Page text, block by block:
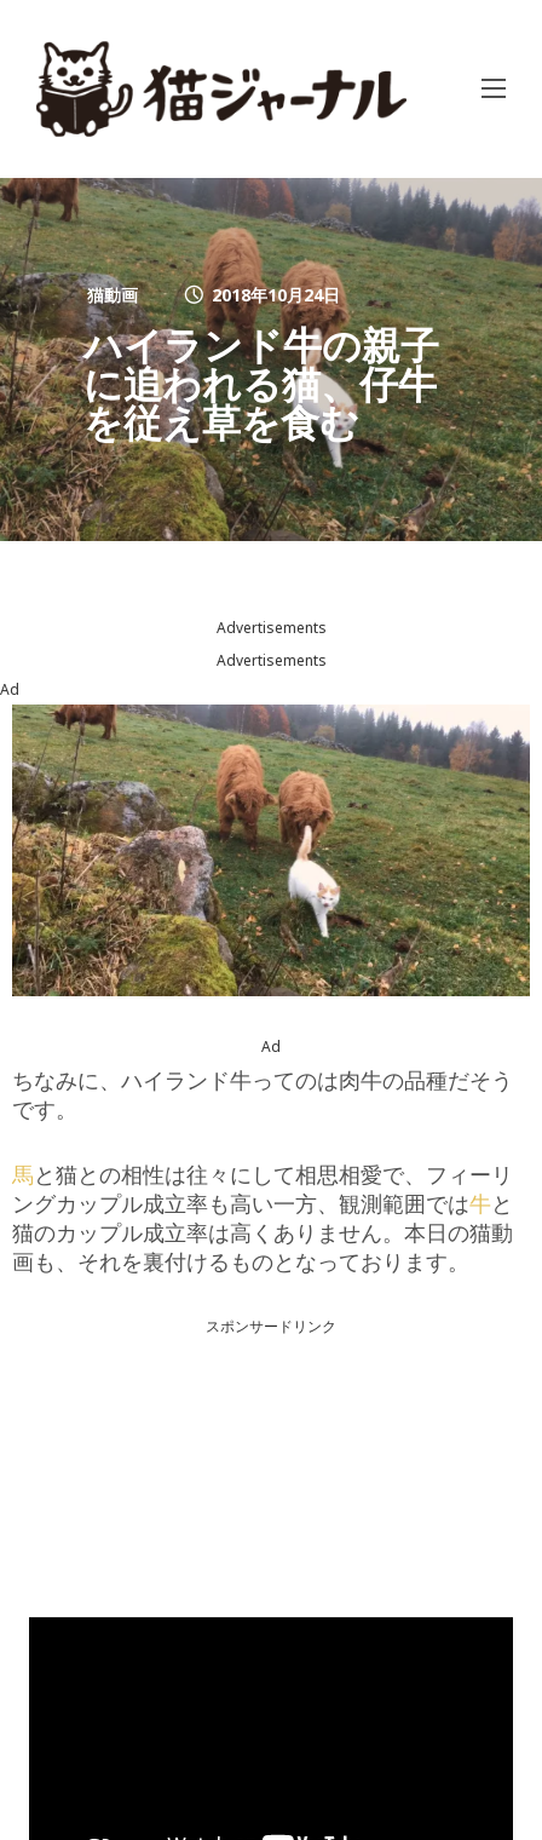
猫動画 2018年10月24日
ハイランド牛の親子
に追われる猫、仔牛
を従え草を食む
Advertisements
Advertisements
Ad
Ad
ちなみに、ハイランド牛ってのは肉牛の品種だそう
です。
馬と猫との相性は往々にして相思相愛で、フィーリ
ングカップル成立率も高い一方、観測範囲では牛と
猫のカップル成立率は高くありません。本日の猫動
画も、それを裏付けるものとなっております。
スポンサードリンク